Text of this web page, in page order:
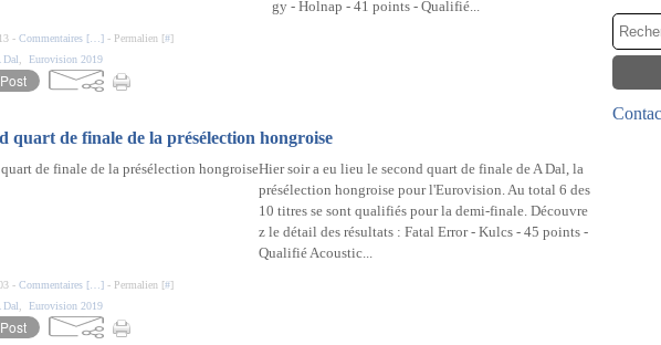
gy - Holnap - 41 points - Qualifié...
- Commentaires [ ] - Permalien [#]
Dal Eurovision 2019
quart de finale de la présélection hongroise
Hier soir a eu lieu le second quart de finale de A Dal, la
présélection hongroise pour l'Eurovision. Au total 6 des
10 titres se sont qualifiés pour la demi-finale. Découvre
z le détail des résultats : Fatal Error - Kulcs - 45 points -
Qualifié Acoustic...
- Commentaires [ ] - Permalien [#]
Dal Eurovision 2019
Mai
Mai
Juin
Mai
Juin